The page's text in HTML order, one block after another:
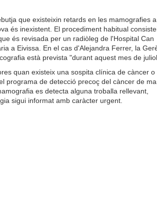
que existeixin retards en les mamografies a
és inexistent. El procediment habitual
és revisada per un radiòleg de l'Hospital Can
a Eivissa. En el cas d'Alejandra Ferrer, la
està prevista "durant aquest mes de
quan existeix una sospita clínica de càncer o
programa de detecció precoç del càncer de
es detecta alguna troballa rellevant,
sigui informat amb caràcter urgent.